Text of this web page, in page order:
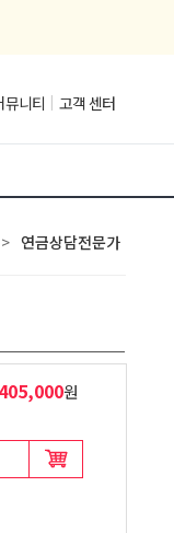
뮤니티 | 고객 센터
> 연금상담전문가
405,000원